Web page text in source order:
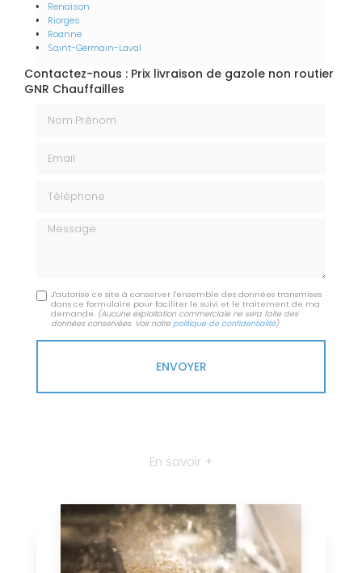
Renaison
Riorges
Roanne
Saint-Germain-Laval
Contactez-nous : Prix livraison de gazole non routier
GNR Chauffailles
Message
J'autorise ce site à conserver l'ensemble des données transmises
dans ce formulaire pour faciliter le suivi et le traitement de ma
demande. (Aucune exploitation commerciale ne sera faite des
données conservées. Voir notre politique de confidentialité)
En savoir +